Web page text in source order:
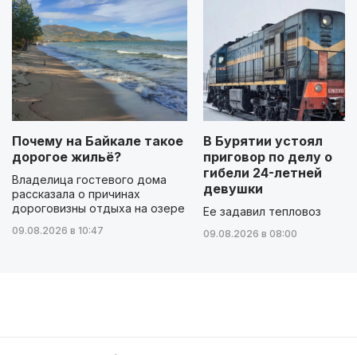
Почему на Байкале такое
дорогое жильё?
Владелица гостевого дома
рассказала о причинах
дороговизны отдыха на озере
09.08.2026 в 10:47
В Бурятии устоял
приговор по делу о
гибели 24-летней
девушки
Ее задавил тепловоз
09.08.2026 в 08:00